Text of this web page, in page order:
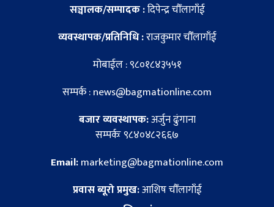
सञ्चालक/सम्पादक :दिपेन्द्र चौँलागाँई
व्यवस्थापक/प्रतिनिधि :राजकुमार चौँलागाँई
मोबाईल : ९८०१८४३५५१
सम्पर्क : news@bagmationline.com
बजार व्यवस्थापक:अर्जुन ढुंगाना
सम्पर्कः ९८४०४८२६६७
Email:marketing@bagmationline.com
प्रवास ब्यूरो प्रमुख:आशिष चौँलागाँई